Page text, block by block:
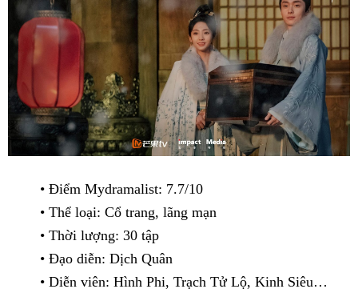
• Điểm Mydramalist: 7.7/10
• Thể loại: Cổ trang, lãng mạn
• Thời lượng: 30 tập
• Đạo diễn: Dịch Quân
• Diễn viên: Hình Phi, Trạch Tử Lộ, Kinh Siêu…